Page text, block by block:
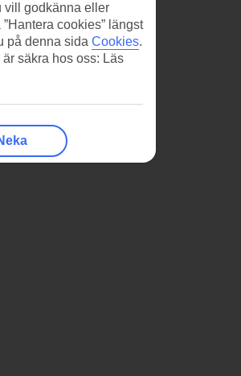
vill godkänna eller
cookies” längst
på denna sida Cookies.
säkra hos oss: Läs